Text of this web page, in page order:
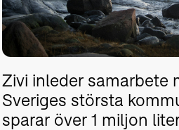
Zivi inleder samarbete
Sveriges största
sparar över 1 miljon